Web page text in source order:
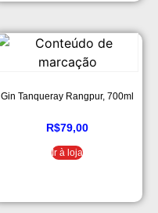
Gin Tanqueray Rangpur, 700ml
R$79,00
Ir à loja